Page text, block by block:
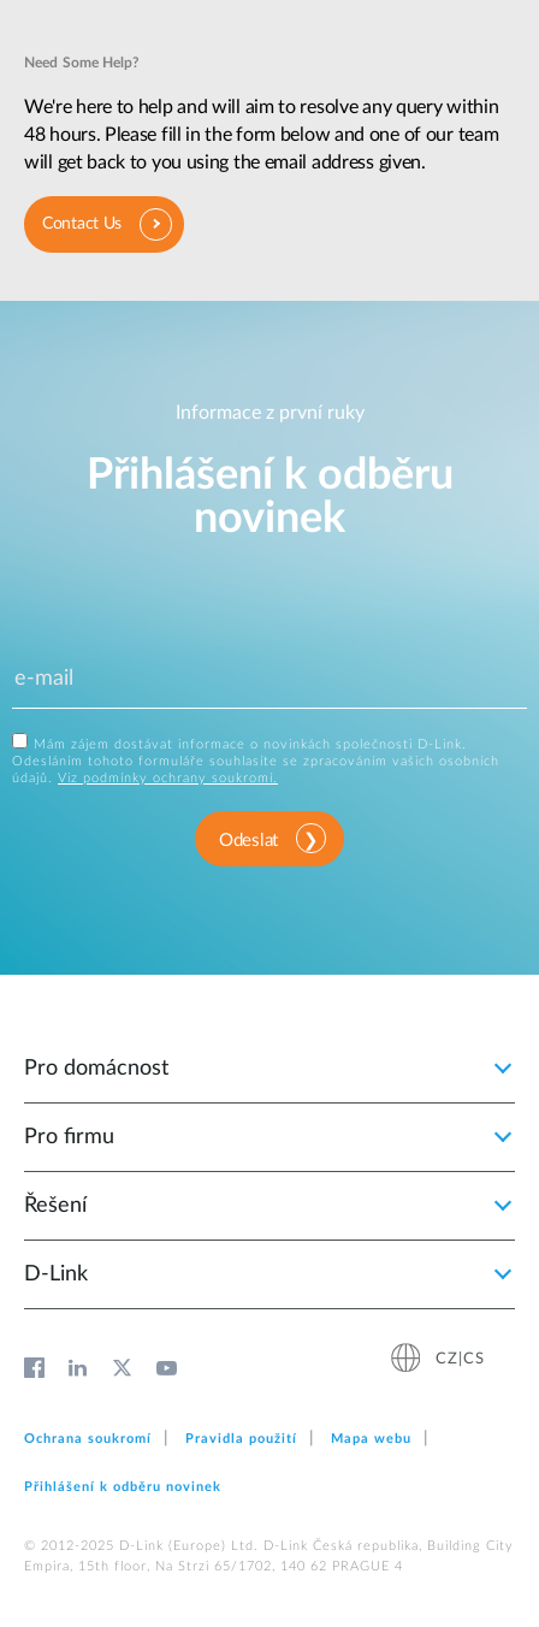
Need Some Help?
We're here to help and will aim to resolve any query within
48 hours. Please fill in the form below and one of our team
will get back to you using the email address given.
Contact Us
Informace z první ruky
Přihlášení k odběru
novinek
Mám zájem dostávat informace o novinkách společnosti D-Link.
Odesláním tohoto formuláře souhlasíte se zpracováním vašich osobních
údajů. Viz podmínky ochrany soukromí.
Odeslat
Pro domácnost
Pro firmu
Řešení
D‑Link
CZ|CS
Ochrana soukromí Pravidla použití Mapa webu
Přihlášení k odběru novinek
© 2012‑2025 D‑Link (Europe) Ltd. D-Link Česká republika, Building City
Empira, 15th floor, Na Strzi 65/1702, 140 62 PRAGUE 4